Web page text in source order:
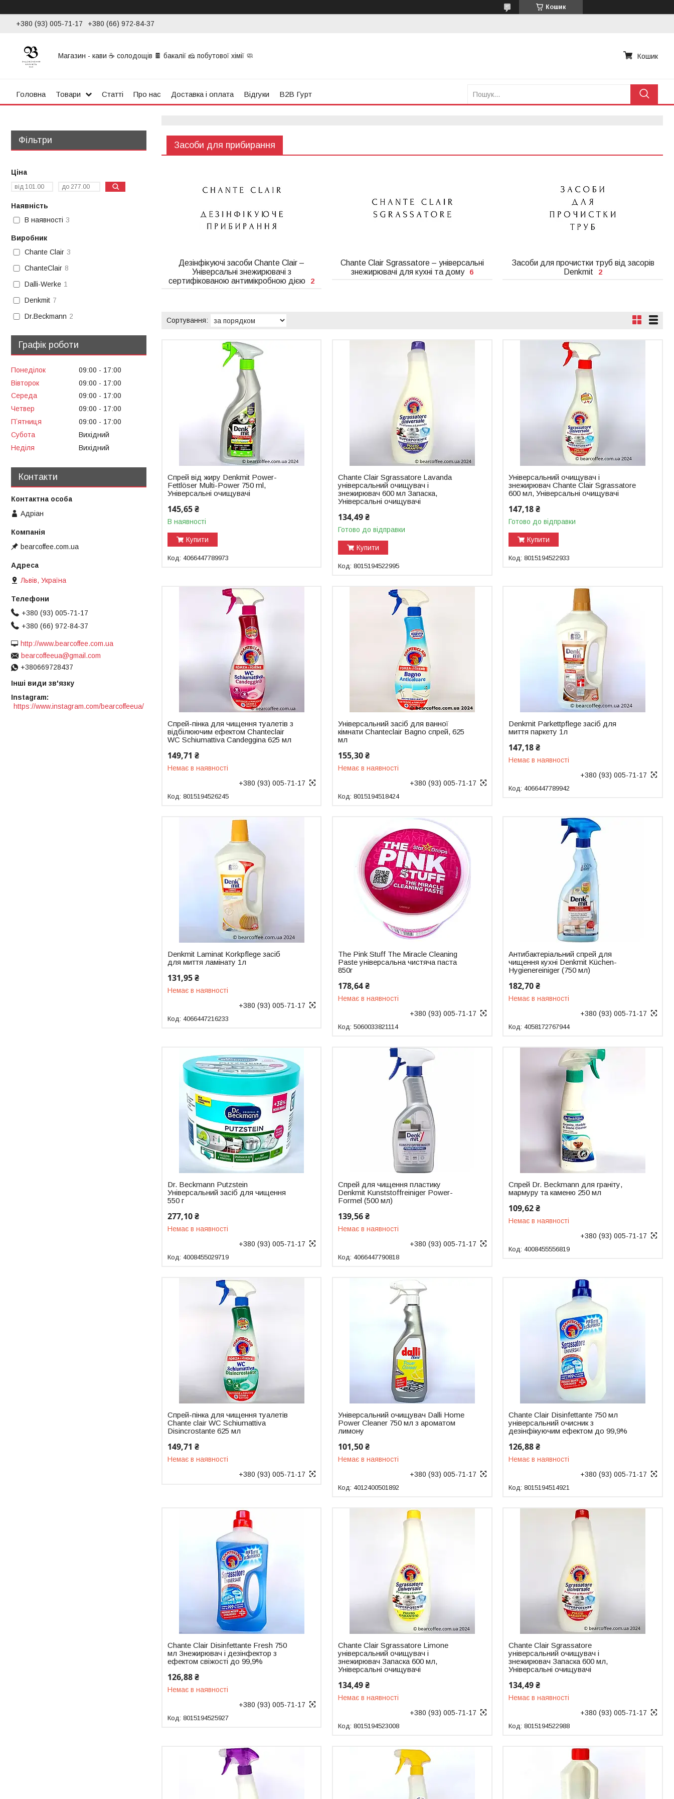
Кошик
+380 (93) 005-71-17 +380 (66) 972-84-37
Магазин - кави ☕ солодощів 🍫 бакалії 🧀 побутової хімії 🧼 Кошик
Головна Товари Статті Про нас Доставка і оплата Відгуки B2B Гурт
Засоби для прибирання
Дезінфікуючі засоби Chante Clair –
Універсальні знежирювачі з
сертифікованою антимікробною дією
2
Chante Clair Sgrassatore – універсальні
знежирювачі для кухні та дому
6
Засоби для прочистки труб від засорів
Denkmit
2
Спрей від жиру Denkmit Power-
Fettlöser Multi-Power 750 ml,
Універсальні очищувачі
145,65 ₴
В наявності
Купити
4066447789973
Chante Clair Sgrassatore Lavanda
універсальний очищувач і
знежирювач 600 мл Запаска,
Універсальні очищувачі
134,49 ₴
Готово до відправки
Купити
8015194522995
Універсальний очищувач і
знежирювач Chante Clair Sgrassatore
600 мл, Універсальні очищувачі
147,18 ₴
Готово до відправки
Купити
8015194522933
Спрей-пінка для чищення туалетів з
відбілюючим ефектом Chanteclair
WC Schiumattiva Candeggina 625 мл
149,71 ₴
Немає в наявності
+380 (93) 005-71-17
8015194526245
Універсальний засіб для ванної
кімнати Chanteclair Bagno спрей, 625
мл
155,30 ₴
Немає в наявності
+380 (93) 005-71-17
8015194518424
Denkmit Parkettpflege засіб для
миття паркету 1л
147,18 ₴
Немає в наявності
+380 (93) 005-71-17
4066447789942
Denkmit Laminat Korkpflege засіб
для миття ламінату 1л
131,95 ₴
Немає в наявності
+380 (93) 005-71-17
4066447216233
The Pink Stuff The Miracle Cleaning
Paste універсальна чистяча паста
850г
178,64 ₴
Немає в наявності
+380 (93) 005-71-17
5060033821114
Антибактеріальний спрей для
чищення кухні Denkmit Küchen-
Hygienereiniger (750 мл)
182,70 ₴
Немає в наявності
+380 (93) 005-71-17
4058172767944
Dr. Beckmann Putzstein
Універсальний засіб для чищення
550 г
277,10 ₴
Немає в наявності
+380 (93) 005-71-17
4008455029719
Спрей для чищення пластику
Denkmit Kunststoffreiniger Power-
Formel (500 мл)
139,56 ₴
Немає в наявності
+380 (93) 005-71-17
4066447790818
Спрей Dr. Beckmann для граніту,
мармуру та каменю 250 мл
109,62 ₴
Немає в наявності
+380 (93) 005-71-17
4008455556819
Спрей-пінка для чищення туалетів
Chante clair WC Schiumattiva
Disincrostante 625 мл
149,71 ₴
Немає в наявності
+380 (93) 005-71-17
Універсальний очищувач Dalli Home
Power Cleaner 750 мл з ароматом
лимону
101,50 ₴
Немає в наявності
+380 (93) 005-71-17
4012400501892
Chante Clair Disinfettante 750 мл
універсальний очисник з
дезінфікуючим ефектом до 99,9%
126,88 ₴
Немає в наявності
+380 (93) 005-71-17
8015194514921
Chante Clair Disinfettante Fresh 750
мл Знежирювач і дезінфектор з
ефектом свіжості до 99,9%
126,88 ₴
Немає в наявності
+380 (93) 005-71-17
8015194525927
Chante Clair Sgrassatore Limone
універсальний очищувач і
знежирювач Запаска 600 мл,
Універсальні очищувачі
134,49 ₴
Немає в наявності
+380 (93) 005-71-17
8015194523008
Chante Clair Sgrassatore
універсальний очищувач і
знежирювач Запаска 600 мл,
Універсальні очищувачі
134,49 ₴
Немає в наявності
+380 (93) 005-71-17
8015194522988
Фільтри
Ціна
Наявність
В наявності 3
Виробник
Chante Clair 3
ChanteClair 8
Dalli-Werke 1
Denkmit 7
Dr.Beckmann 2
Графік роботи
Понеділок 09:00
17:00
Вівторок
09:00
17:00
Середа
09:00
17:00
Четвер
09:00
17:00
Пʼятниця
09:00
17:00
Субота
Вихідний
Неділя
Вихідний
Контакти
Адріан
bearcoffee.com.ua
Львів, Україна
+380 (93) 005-71-17
+380 (66) 972-84-37
http://www.bearcoffee.com.ua
bearcoffeeua@gmail.com
+380669728437
Інші види зв'язку
Instagram
https://www.instagram.com/bearcoffeeua/